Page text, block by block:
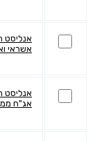
אנליסט
אשראי
אנליסט
אג"ח